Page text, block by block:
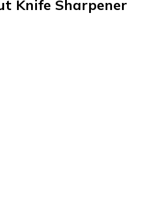
Knife Sharpener